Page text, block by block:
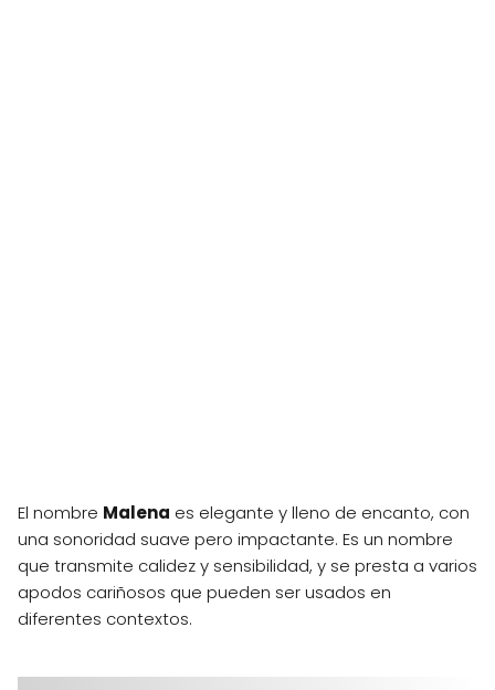
El nombre Malena es elegante y lleno de encanto, con
una sonoridad suave pero impactante. Es un nombre
que transmite calidez y sensibilidad, y se presta a varios
apodos cariñosos que pueden ser usados en
diferentes contextos.